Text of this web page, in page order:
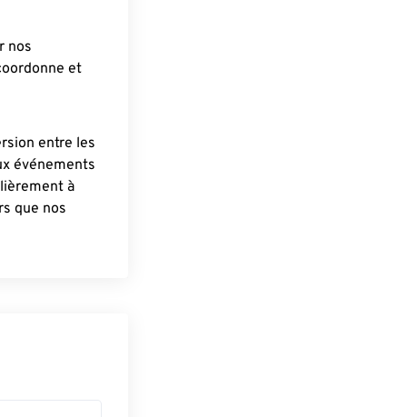
nos
et
entre les
événements
à
que nos